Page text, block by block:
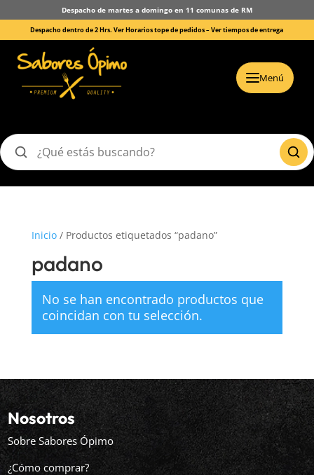
Despacho de martes a domingo en 11 comunas de RM
Despacho dentro de 2 Hrs. Ver Horarios tope de pedidos –Ver tiempos de entrega
Menú
Buscar
Inicio/ Productos etiquetados “padano”
padano
No se han encontrado productos que
coincidan con tu selección.
Nosotros
Sobre Sabores Ópimo
¿Cómo comprar?